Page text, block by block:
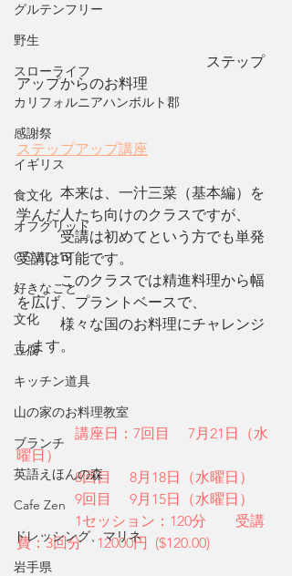
グルテンフリー
野生
スローライフ
カリフォルニアハンボルト郡
感謝祭
イギリス
食文化
オフグリッド
COVID-19
好きなこと
文化
豆腐
キッチン道具
山の家のお料理教室
ブランチ
英語えほんの森
Cafe Zen
ドレッシング、マリネ
岩手県
ステップ
アップからのお料理
ステップアップ講座
​　　　本来は、一汁三菜（基本編）を
学んだ人たち向けのクラスですが、
受講は初めてという方でも単発
受講は可能です。
このクラスでは精進料理から幅
を広げ、プラントベースで、
様々な国のお料理にチャレンジ
します。
講座日：7回目　 7月21日（水
曜日）
8回目　 8月18日（水曜日）
9回目　 9月15日（水曜日）
1セッション：120分　　受講
費：3回分　12000円  ($120.00)